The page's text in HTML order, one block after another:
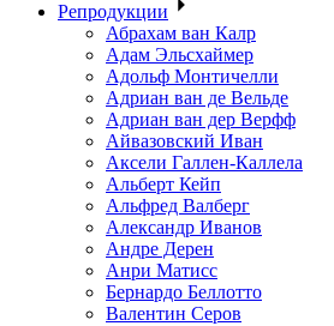
Репродукции
Абрахам ван Калр
Адам Эльсхаймер
Адольф Монтичелли
Адриан ван де Вельде
Адриан ван дер Верфф
Айвазовский Иван
Аксели Галлен-Каллела
Альберт Кейп
Альфред Валберг
Александр Иванов
Андре Дерен
Анри Матисс
Бернардо Беллотто
Валентин Серов